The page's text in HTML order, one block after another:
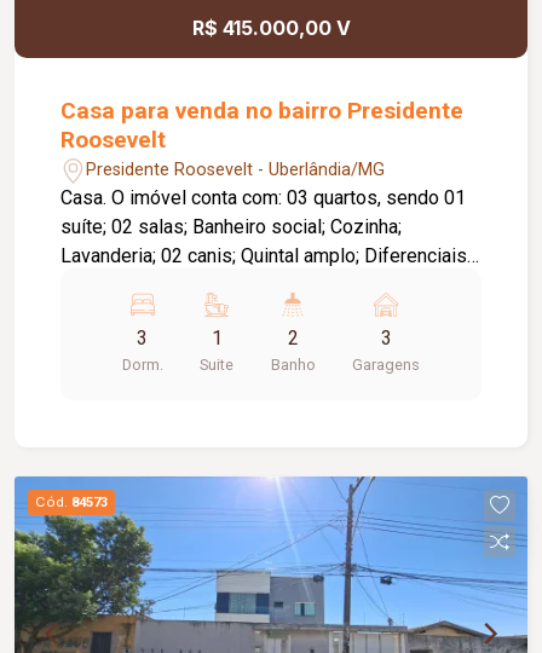
R$ 415.000,00 V
Casa para venda no bairro Presidente
Roosevelt
Presidente Roosevelt - Uberlândia/MG
Casa. O imóvel conta com: 03 quartos, sendo 01
suíte; 02 salas; Banheiro social; Cozinha;
Lavanderia; 02 canis; Quintal amplo; Diferenciais:
aproveitamento; Localização privilegiada,
próxima a supermercado, comércio e serviços da
3
Dorm.
1
Suite
2
Banho
3
Garagens
Cód. 84573